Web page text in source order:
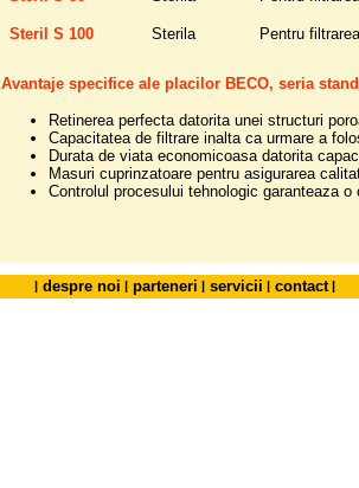
Steril S 100 Sterila Pentru
Avantaje specifice ale placilor BECO, seria
Retinerea perfecta datorita unei structuri
Capacitatea de filtrare inalta ca urmare a
Durata de viata economicoasa datorita
Masuri cuprinzatoare pentru asigurarea
Controlul procesului tehnologic garanteaza
| despre noi | parteneri | servicii | contact |